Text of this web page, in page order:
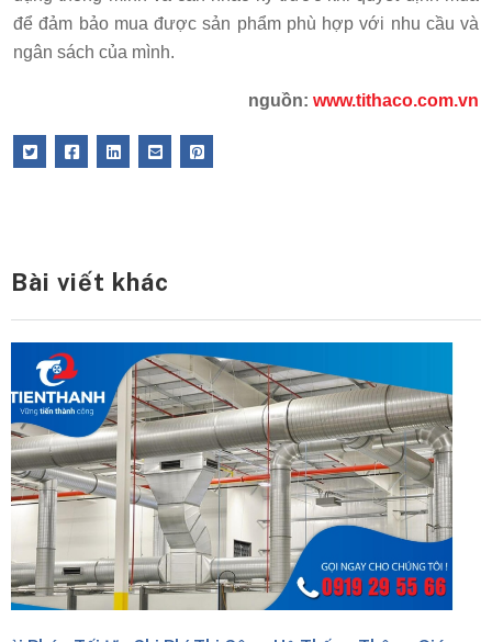
để đảm bảo mua được sản phẩm phù hợp với nhu cầu và
ngân sách của mình.
nguồn: www.tithaco.com.vn
Bài viết khác
Cách Kiểm Tra Và Nghiệm Thu
Thi Công Đạt Chuẩn
Một Hệ Thống Được Lắp Đặt Đúng Kỹ
Trình Không Chỉ Đảm Bảo Hiệu Quả
Thiểu Rủi Ro Rò Rỉ, Ồn, Rung Và Kéo